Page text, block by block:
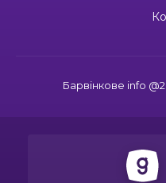
Спільними
Барвінковому
життя
Барвінкове info